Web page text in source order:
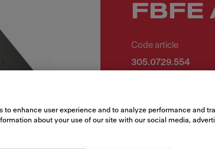
FBFE
Code article
305.0729.554
to enhance user experience and to analyze performance and
about your use of our site with our social media,